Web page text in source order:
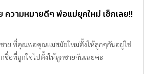
ความหมายดีๆ พ่อแม่ยุคใหม่ เช็กเลย!!
ชาย ที่คุณพ่อคุณแม่สมัยใหม่ตั้งให้ลูกๆกันอยู่ใช่
ชื่อที่ถูกใจไปตั้งให้ลูกชายกันเลยค่ะ